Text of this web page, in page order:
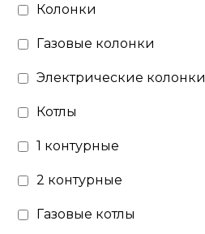
Колонки
Газовые колонки
Электрические колонки
Котлы
1 контурные
2 контурные
Газовые котлы